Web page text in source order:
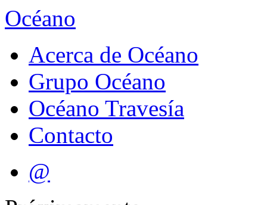
Océano
Acerca de Océano
Grupo Océano
Océano Travesía
Contacto
@